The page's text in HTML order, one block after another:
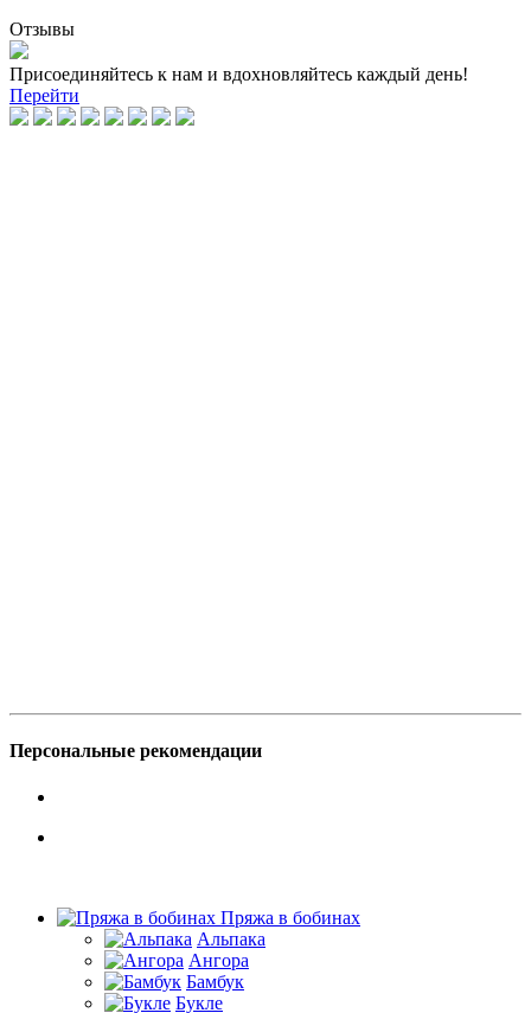
Отзывы
Присоединяйтесь к нам и вдохновляйтесь каждый день!
Перейти
Персональные рекомендации
Пряжа в бобинах
Альпака
Ангора
Бамбук
Букле